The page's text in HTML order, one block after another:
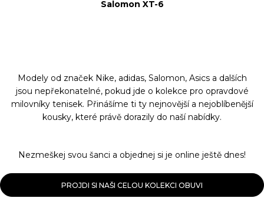
Salomon XT-6
Modely od značek Nike, adidas, Salomon, Asics a dalších
jsou nepřekonatelné, pokud jde o kolekce pro opravdové
milovníky tenisek. Přinášíme ti ty nejnovější a nejoblíbenější
kousky, které právě dorazily do naší nabídky.
Nezmeškej svou šanci a objednej si je online ještě dnes!
PROJDI SI NAŠI CELOU KOLEKCI OBUVI